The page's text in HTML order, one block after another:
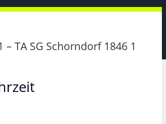
TA SG Schorndorf 1846 1